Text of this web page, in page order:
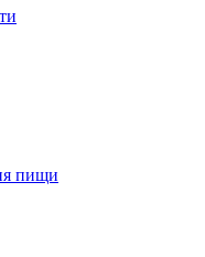
пищи